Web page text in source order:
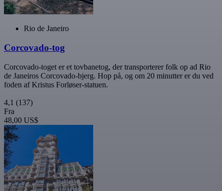
Rio de Janeiro
Corcovado-tog
Corcovado-toget er et tovbanetog, der transporterer folk op ad Rio
de Janeiros Corcovado-bjerg. Hop på, og om 20 minutter er du ved
foden af Kristus Forløser-statuen.
4,1 (137)
Fra
48,00 US$